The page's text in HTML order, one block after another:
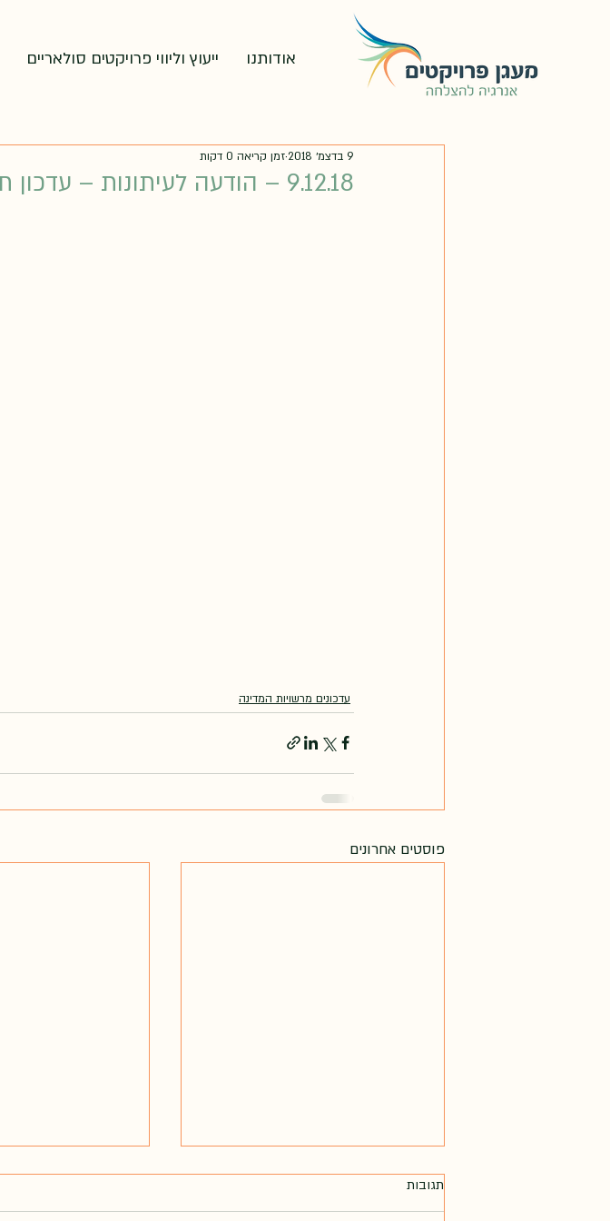
אודותנו ייעוץ וליווי פרויקטים סולאריים
9.12.18 – הודעה לעיתונות – עדכון תעריף החשמל 2019
9 בדצמ׳ 2018 זמן קריאה 0 דקות
עדכונים מרשויות המדינה
פוסטים אחרונים
תגובות